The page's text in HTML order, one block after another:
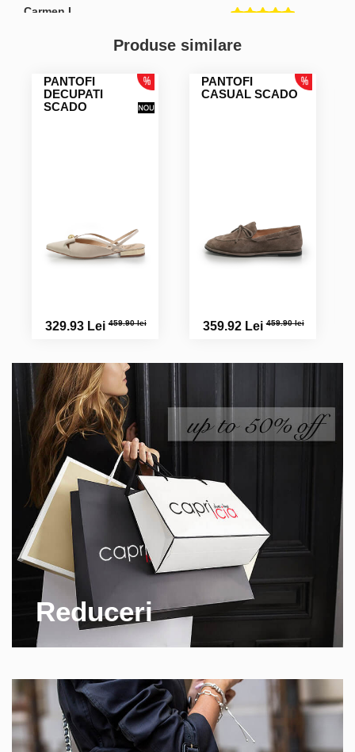
Carmen I.
Alina B.
Produse similare
PANTOFI
DECUPATI
SCADO
329.93 Lei459.90 lei
PANTOFI
CASUAL SCADO
359.92 Lei459.90 lei
Reduceri